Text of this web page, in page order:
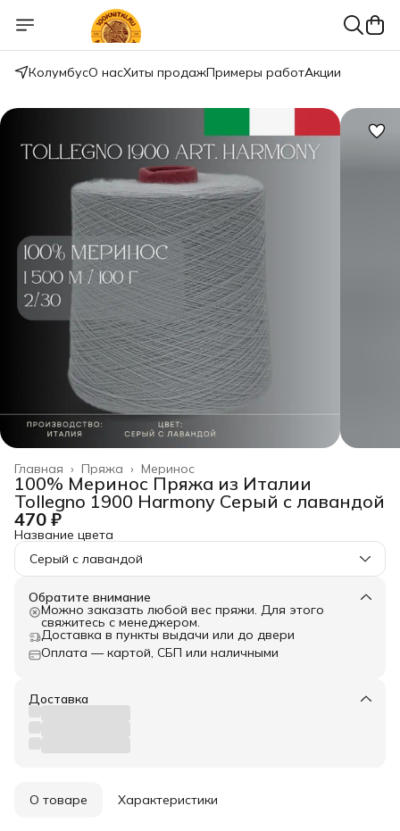
КолумбусО насХиты продажПримеры работАкции
Меринос
Пряжа ›
Главная ›
100% Меринос Пряжа из Италии
Tollegno 1900 Harmony Серый с лавандой
470 ₽
Название цвета
Серый с лавандой
Обратите внимание
Можно заказать любой вес пряжи. Для этого
свяжитесь с менеджером.
Доставка в пункты выдачи или до двери
Оплата — картой, СБП или наличными
Доставка
О товаре Характеристики